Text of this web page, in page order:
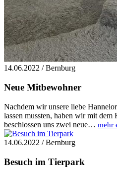
14.06.2022 / Bernburg
Neue Mitbewohner
Nachdem wir unsere liebe
lassen mussten, haben wir mit dem
beschlossen uns zwei neue… mehr
14.06.2022 / Bernburg
Besuch im Tierpark